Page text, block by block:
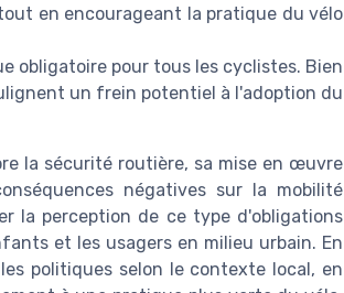
en encourageant la pratique du vélo
obligatoire pour tous les cyclistes. Bien
un frein potentiel à l'adoption du
la sécurité routière, sa mise en œuvre
négatives sur la mobilité
la perception de ce type d'obligations
et les usagers en milieu urbain. En
politiques selon le contexte local, en